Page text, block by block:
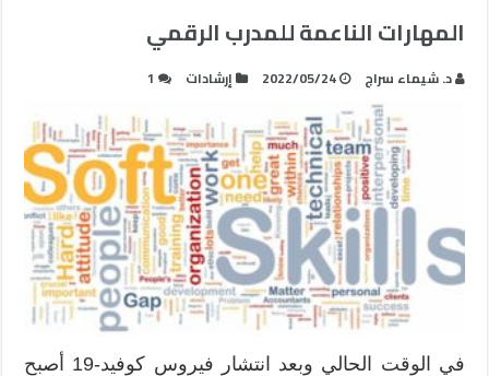
المهارات الناعمة للمدرب الرقمي
د. شيماء سراج 2022/05/24 إرشادات 1
في الوقت الحالي وبعد انتشار فيروس كوفيد-19 أصبح